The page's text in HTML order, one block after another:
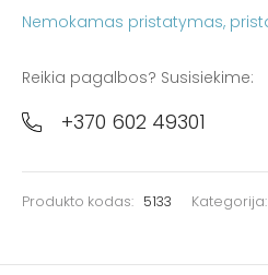
Nemokamas pristatymas
Reikia pagalbos? Susisiekime:
+370 602 49301
Produkto kodas: 5133 Kategorija: